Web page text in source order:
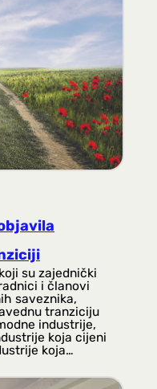
su zajednički
i članovi
saveznika,
tranziciju
industrije,
koja cijeni
koja…